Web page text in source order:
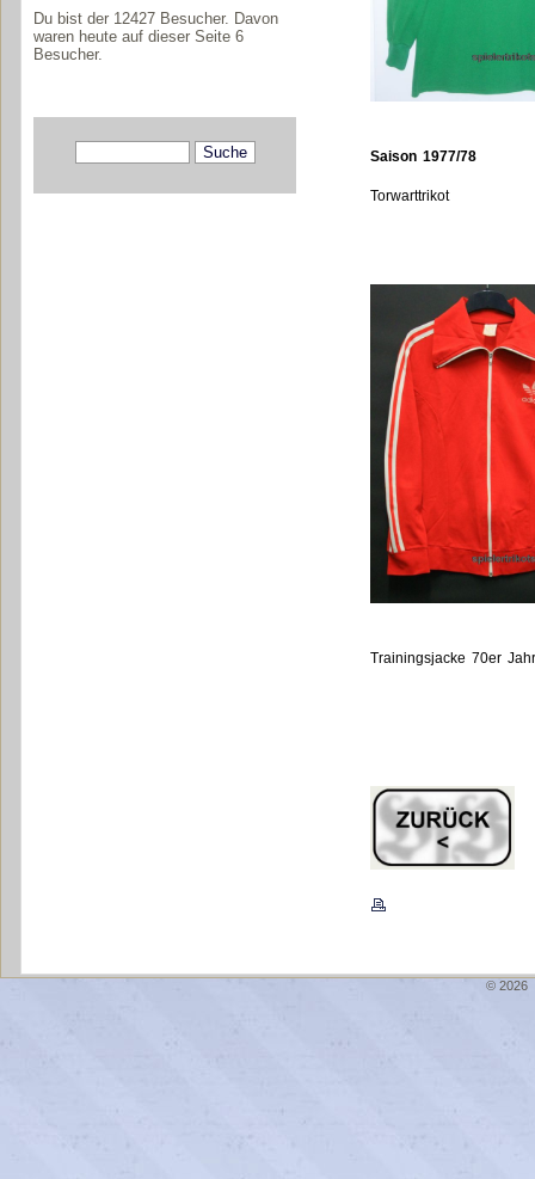
Du bist der 12427 Besucher. Davon
waren heute auf dieser Seite 6
Besucher.
Saison 1977/78
Torwarttrikot
Trainingsjacke 70er
© 2026